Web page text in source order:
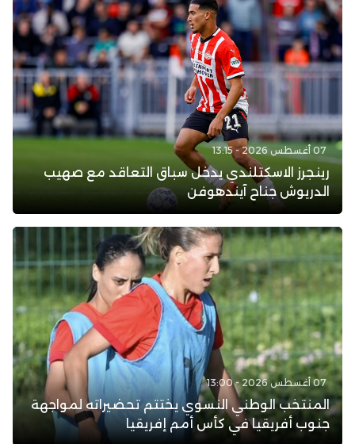
07 أغسطس 2026 - 13:15
رينجرز الاسكتلندي يدخل سباق التعاقد مع صهيب
الدريوش جناح آيندهوفن
07 أغسطس 2026 - 13:00
المنتخب الوطني النسوي يختتم تحضيراته لمواجهة
جنوب أفريقيا في كأس أمم إفريقيا